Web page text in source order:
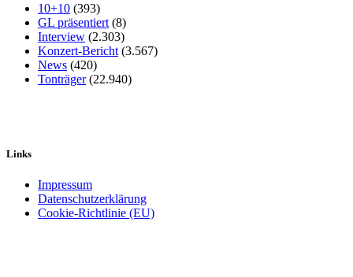
10+10 (393)
GL präsentiert (8)
Interview (2.303)
Konzert-Bericht (3.567)
News (420)
Tonträger(22.940)
Links
Impressum
Datenschutzerklärung
Cookie-Richtlinie (EU)